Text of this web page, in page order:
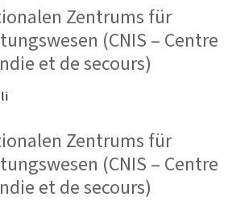
Zentrums für
(CNIS – Centre
et de secours)
Zentrums für
(CNIS – Centre
et de secours)